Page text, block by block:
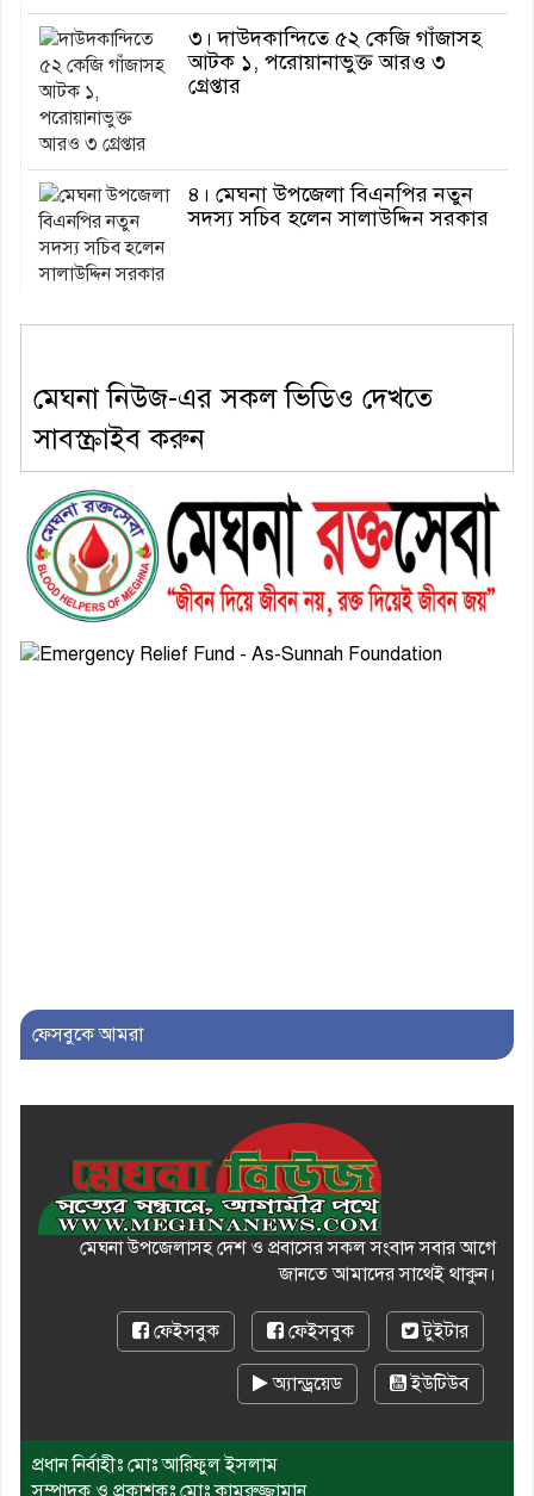
৩। দাউদকান্দিতে ৫২ কেজি গাঁজাসহ
আটক ১, পরোয়ানাভুক্ত আরও ৩
গ্রেপ্তার
৪। মেঘনা উপজেলা বিএনপির নতুন
সদস্য সচিব হলেন সালাউদ্দিন সরকার
৫। জেলা পুলিশ সুপার থেকে সম্মাননা
৬। দাউদকান্দিতে উপজেলা আইন-
শৃঙ্খলা কমিটির মাসিক সভা অনুষ্ঠিত
৭। দাউদকান্দিতে মুচি সম্প্রদায়ের
হোসেন
মেঘনা নিউজ-এর সকল ভিডিও দেখতে
সাবস্ক্রাইব করুন
ফেসবুকে আমরা
মেঘনা উপজেলাসহ দেশ ও প্রবাসের সকল সংবাদ সবার আগে
জানতে আমাদের সাথেই থাকুন।
ফেইসবুক ফেইসবুক টুইটার
অ্যান্ড্রয়েড ইউটিউব
প্রধান নির্বাহীঃ মোঃ আরিফুল ইসলাম
সম্পাদক ও প্রকাশকঃ মোঃ কামরুজ্জামান